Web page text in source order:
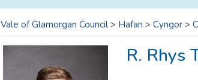
Vale of Glamorgan Council > Hafan > Cyngor >
R. Rhys